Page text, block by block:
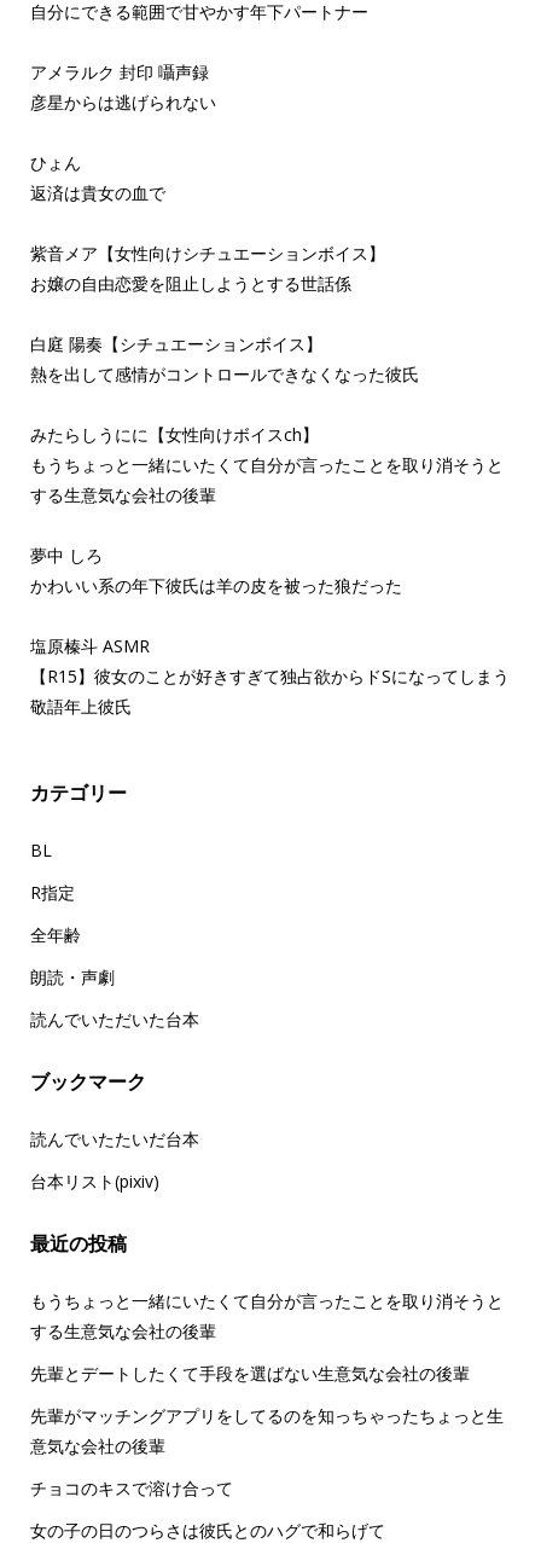
自分にできる範囲で甘やかす年下パートナー
アメラルク 封印 囁声録
彦星からは逃げられない
ひょん
返済は貴女の血で
紫音メア【女性向けシチュエーションボイス】
お嬢の自由恋愛を阻止しようとする世話係
白庭 陽奏【シチュエーションボイス】
熱を出して感情がコントロールできなくなった彼氏
みたらしうにに【女性向けボイスch】
もうちょっと一緒にいたくて自分が言ったことを取り消そうと
する生意気な会社の後輩
夢中 しろ
かわいい系の年下彼氏は羊の皮を被った狼だった
塩原榛斗 ASMR
【R15】彼女のことが好きすぎて独占欲からドSになってしまう
敬語年上彼氏
カテゴリー
BL
R指定
全年齢
朗読・声劇
読んでいただいた台本
ブックマーク
読んでいたたいだ台本
台本リスト(pixiv)
最近の投稿
もうちょっと一緒にいたくて自分が言ったことを取り消そうと
する生意気な会社の後輩
先輩とデートしたくて手段を選ばない生意気な会社の後輩
先輩がマッチングアプリをしてるのを知っちゃったちょっと生
意気な会社の後輩
チョコのキスで溶け合って
女の子の日のつらさは彼氏とのハグで和らげて